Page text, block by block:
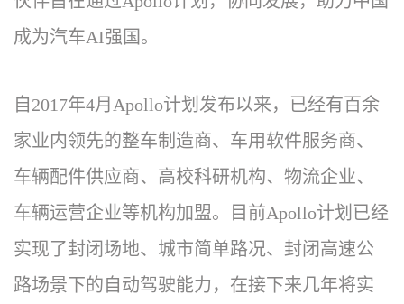
成为汽车AI强国。
自2017年4月Apollo计划发布以来，已经有百余
家业内领先的整车制造商、车用软件服务商、
车辆配件供应商、高校科研机构、物流企业、
车辆运营企业等机构加盟。目前Apollo计划已经
实现了封闭场地、城市简单路况、封闭高速公
路场景下的自动驾驶能力，在接下来几年将实